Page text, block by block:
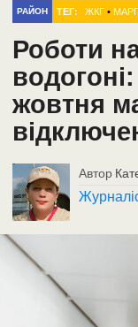
РАЙОН ТЕГ: ЖКГ •
Роботи
жовтня
Автор